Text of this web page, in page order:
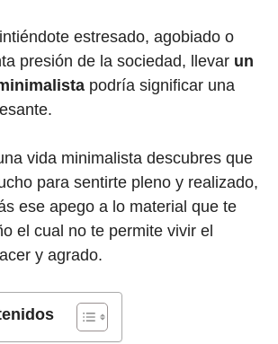
estresado, agobiado o
presión de la sociedad, llevar un
podría significar una
vida minimalista descubres que
para sentirte pleno y realizado,
ese apego a lo material que te
el cual no te permite vivir el
y agrado.